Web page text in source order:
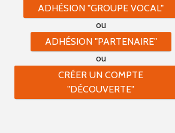
ADHÉSION "GROUPE VOCAL"
ou
ADHÉSION "PARTENAIRE"
ou
CRÉER UN COMPTE
"DÉCOUVERTE"